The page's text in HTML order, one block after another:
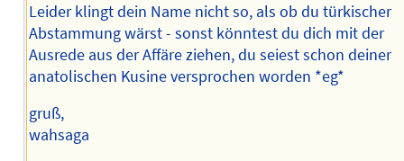
Leider klingt dein Name nicht so, als ob du türkischer
Abstammung wärst - sonst könntest du dich mit der
Ausrede aus der Affäre ziehen, du seiest schon deiner
anatolischen Kusine versprochen worden *eg*
gruß,
wahsaga